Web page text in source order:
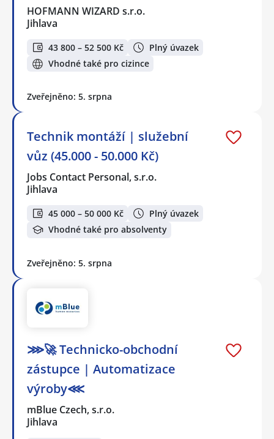
HOFMANN WIZARD s.r.o.
Jihlava
43 800 – 52 500 Kč
Plný úvazek
Vhodné také pro cizince
Zveřejněno: 5. srpna
Technik montáží | služební
vůz (45.000 - 50.000 Kč)
Jobs Contact Personal, s.r.o.
Jihlava
45 000 – 50 000 Kč
Plný úvazek
Vhodné také pro absolventy
Zveřejněno: 5. srpna
⋙🚀 Technicko-obchodní
zástupce | Automatizace
výroby⋘
mBlue Czech, s.r.o.
Jihlava